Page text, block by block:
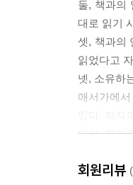
--- p.214
오늘날 과
이야기들
별 인간들
모든 인간
독자는 끊
둘, 책과의
대로 읽기
셋, 책과의
읽었다고
넷, 소유하
애서가에
다섯, 떨어
한다. 다만
회원리뷰